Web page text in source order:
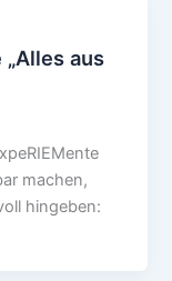
aus
machen,
hingeben: